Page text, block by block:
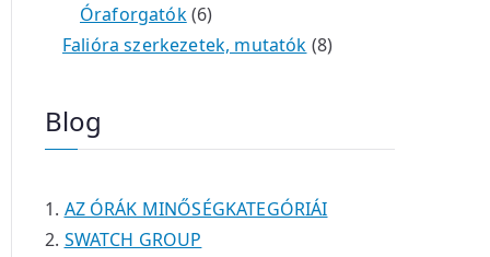
é
k
é
é
m
t
e
t
e
t
k
Óraforgatók 66
t
k
Falióra szerkezetek, mutatók 88
é
Blog
AZ ÓRÁK MINŐSÉGKATEGÓRIÁI
SWATCH GROUP